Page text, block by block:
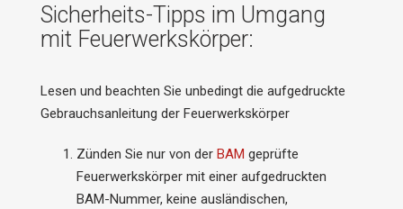
Sicherheits-Tipps im Umgang
mit Feuerwerkskörper:
Lesen und beachten Sie unbedingt die aufgedruckte
Gebrauchsanleitung der Feuerwerkskörper
Zünden Sie nur von der BAM geprüfte
Feuerwerkskörper mit einer aufgedruckten
BAM-Nummer, keine ausländischen,